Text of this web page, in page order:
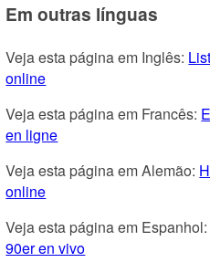
Em outras línguas
Veja esta página em Inglês:
online
Veja esta página em Francês:
en ligne
Veja esta página em Alemão:
online
Veja esta página em Espanhol:
90er en vivo